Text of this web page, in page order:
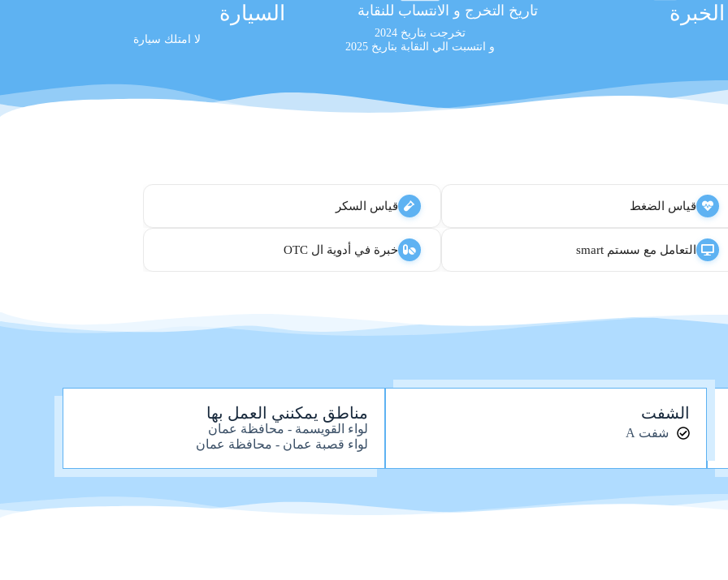
تاريخ التخرج و الانتساب للنقابة
تخرجت بتاريخ 2024
و انتسبت الي النقابة بتاريخ 2025
السيارة
لا امتلك سيارة
قياس الضغط قياس السكر
التعامل مع سستم smart خبرة في أدوية ال OTC
الشفت
شفت A
مناطق يمكنني العمل بها
لواء القويسمة - محافظة عمان
لواء قصبة عمان - محافظة عمان